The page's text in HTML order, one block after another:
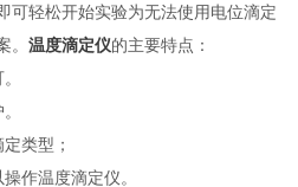
可轻松开始实验为无法使用电位滴定
。 温度滴定仪的主要特点：
类型；
作温度滴定仪。